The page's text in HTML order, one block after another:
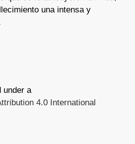
una intensa y
under a
4.0 International